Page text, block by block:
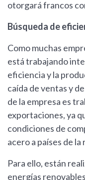
otorgará francos
Búsqueda de
Como muchas
está trabajando
eficiencia y la
caída de ventas y
de la empresa es
exportaciones, ya
condiciones de
acero a países de la
Para ello, están
energías